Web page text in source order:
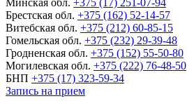
Минская обл. +375 (17) 251-07-94
Брестская обл. +375 (162) 52-14-57
Витебская обл. +375 (212) 60-85-15
Гомельская обл. +375 (232) 29-39-48
Гродненская обл. +375 (152) 55-50-80
Могилевская обл. +375 (222) 76-48-50
БНП +375 (17) 323-59-34
Запись на прием